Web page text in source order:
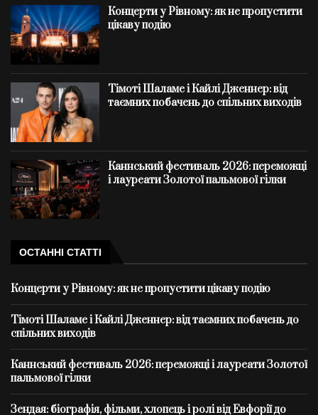
Концерти у Рівному: як не пропустити
цікаву подію
Тімоті Шаламе і Кайлі Дженнер: від
таємних побачень до спільних виходів
Каннський фестиваль 2026: переможці
і лауреати Золотої пальмової гілки
ОСТАННІ СТАТТІ
Концерти у Рівному: як не пропустити цікаву подію
Тімоті Шаламе і Кайлі Дженнер: від таємних побачень до
спільних виходів
Каннський фестиваль 2026: переможці і лауреати Золотої
пальмової гілки
Зендая: біографія, фільми, хлопець і ролі від Евфорії до